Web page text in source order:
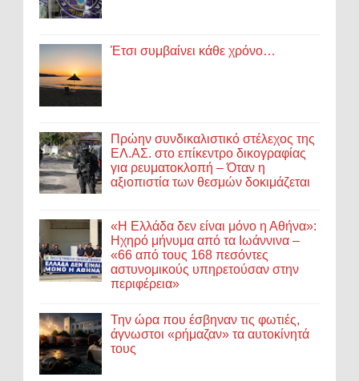
Έτσι συμβαίνει κάθε χρόνο…
Πρώην συνδικαλιστικό στέλεχος της
ΕΛ.ΑΣ. στο επίκεντρο δικογραφίας
για ρευματοκλοπή – Όταν η
αξιοπιστία των θεσμών δοκιμάζεται
«Η Ελλάδα δεν είναι μόνο η Αθήνα»:
Ηχηρό μήνυμα από τα Ιωάννινα –
«66 από τους 168 πεσόντες
αστυνομικούς υπηρετούσαν στην
περιφέρεια»
Την ώρα που έσβηναν τις φωτιές,
άγνωστοι «ρήμαζαν» τα αυτοκίνητά
τους